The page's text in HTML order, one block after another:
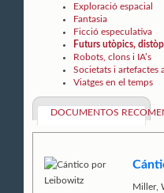
Exploració espacial
Fantasia
Ficció especulativa
Futurs utòpics,
Robots, clons i IA’s
Societats i artefactes
Viatges en el temps
DOCUMENTOS
Miller,